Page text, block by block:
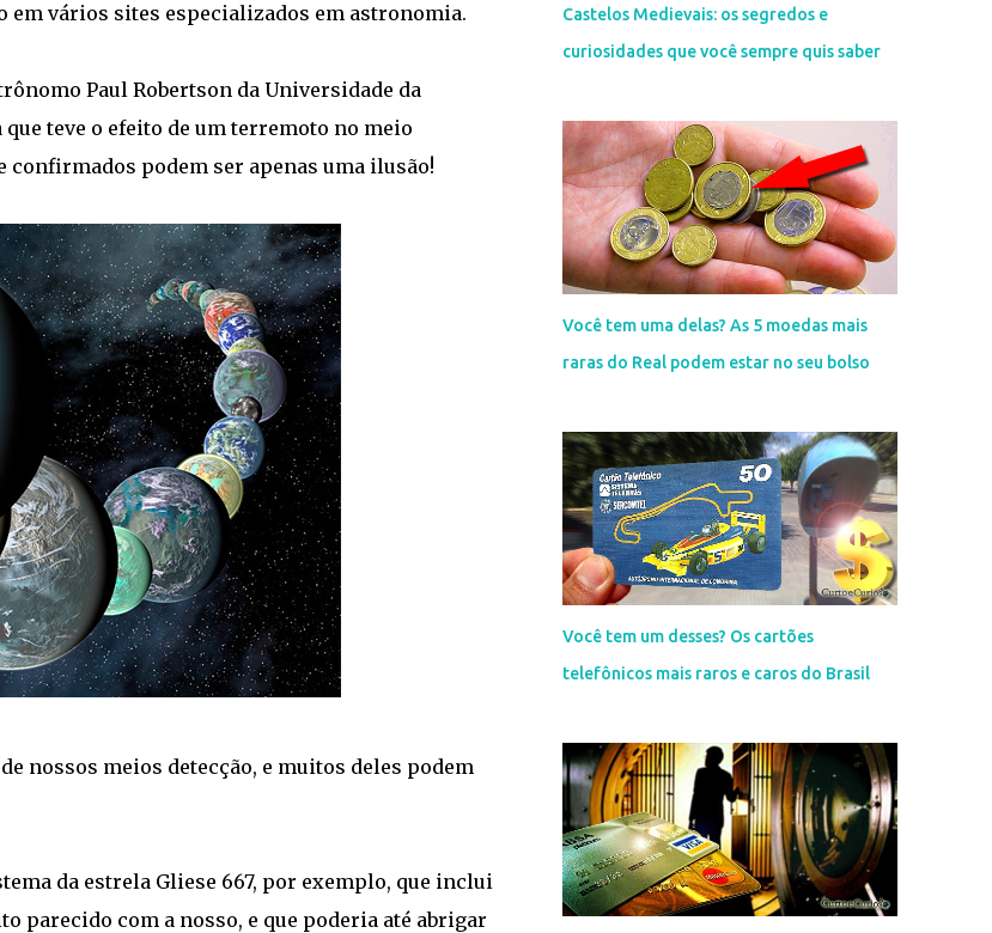
vários sites especializados em astronomia.
Paul Robertson da Universidade da
teve o efeito de um terremoto no meio
podem ser apenas uma ilusão!
nossos meios detecção, e muitos deles podem
da estrela Gliese 667, por exemplo, que inclui
parecido com a nosso, e que poderia até abrigar
Castelos Medievais: os segredos e
curiosidades que você sempre quis saber
Você tem uma delas? As 5 moedas mais
raras do Real podem estar no seu bolso
Você tem um desses? Os cartões
telefônicos mais raros e caros do Brasil